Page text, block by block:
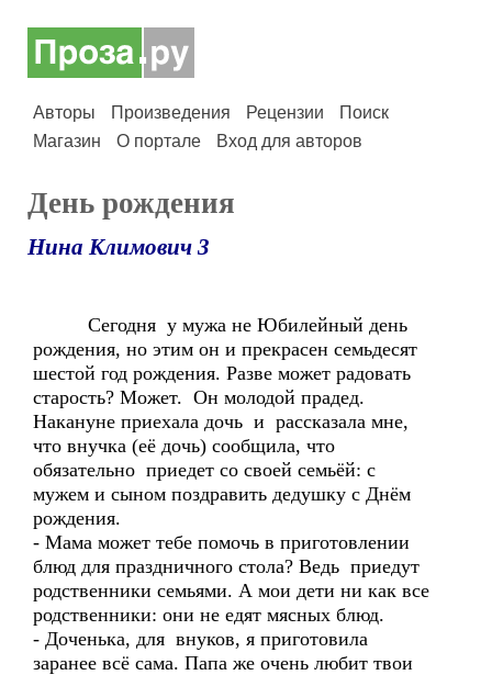
Авторы Произведения Рецензии
Поиск
Магазин
О портале Вход для авторов
День рождения
Нина Климович 3
Сегодня у мужа не Юбилейный день
рождения, но этим он и прекрасен семьдесят
шестой год рождения. Разве может радовать
старость? Может. Он молодой прадед.
Накануне приехала дочь и рассказала мне,
что внучка (её дочь) сообщила, что
обязательно приедет со своей семьёй: с
мужем и сыном поздравить дедушку с Днём
рождения.
- Мама может тебе помочь в приготовлении
блюд для праздничного стола? Ведь приедут
родственники семьями. А мои дети ни как все
родственники: они не едят мясных блюд.
- Доченька, для внуков, я приготовила
заранее всё сама. Папа же очень любит твои